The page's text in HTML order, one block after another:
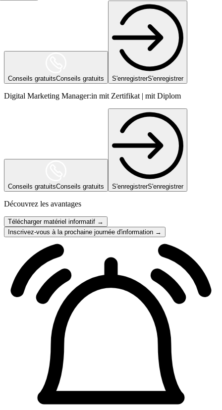
Conseils gratuitsConseils gratuits S'enregistrerS'enregistrer
Digital Marketing Manager:in mit Zertifikat | mit Diplom
Conseils gratuitsConseils gratuits S'enregistrerS'enregistrer
Découvrez les avantages
Télécharger matériel informatif →
Inscrivez-vous à la prochaine journée d'information →